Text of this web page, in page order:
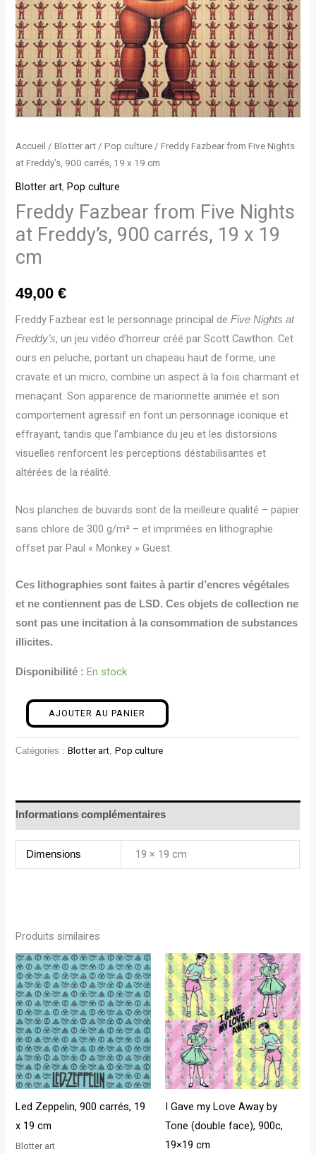
Accueil /Blotter art /Pop culture / Freddy Fazbear from Five Nights
at Freddy’s, 900 carrés, 19 x 19 cm
Blotter art,Pop culture
Freddy Fazbear from Five Nights
at Freddy’s, 900 carrés, 19 x 19
cm
49,00€
Freddy Fazbear est le personnage principal deFive Nights at
Freddy’s, un jeu vidéo d’horreur créé par Scott Cawthon. Cet
ours en peluche, portant un chapeau haut de forme, une
cravate et un micro, combine un aspect à la fois charmant et
menaçant. Son apparence de marionnette animée et son
comportement agressif en font un personnage iconique et
effrayant, tandis que l’ambiance du jeu et les distorsions
visuelles renforcent les perceptions déstabilisantes et
altérées de la réalité.
Nos planches de buvards sont de la meilleure qualité – papier
sans chlore de 300 g/m² – et imprimées en lithographie
offset par Paul « Monkey » Guest.
Ces lithographies sont faites à partir d’encres végétales
et ne contiennent pas de LSD. Ces objets de collection ne
sont pas une incitation à la consommation de substances
illicites.
Disponibilité : En stock
900
carrés,
19
x
19
cm
AJOUTER AU PANIER
Catégories :Blotter art ,Pop culture
Informations complémentaires
Dimensions 19 × 19 cm
Produits similaires
Led Zeppelin, 900 carrés, 19
x 19 cm
Blotter art
I Gave my Love Away by
Tone (double face), 900c,
19×19 cm